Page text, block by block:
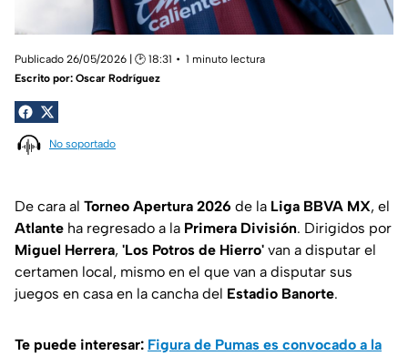
Publicado 26/05/2026 | 🕑 18:31
1 minuto lectura
Escrito por: Oscar Rodríguez
No soportado
De cara al Torneo Apertura 2026 de la Liga BBVA MX, el
Atlante ha regresado a la Primera División. Dirigidos por
Miguel Herrera, 'Los Potros de Hierro' van a disputar el
certamen local, mismo en el que van a disputar sus
juegos en casa en la cancha del Estadio Banorte.
Te puede interesar: Figura de Pumas es convocado a la